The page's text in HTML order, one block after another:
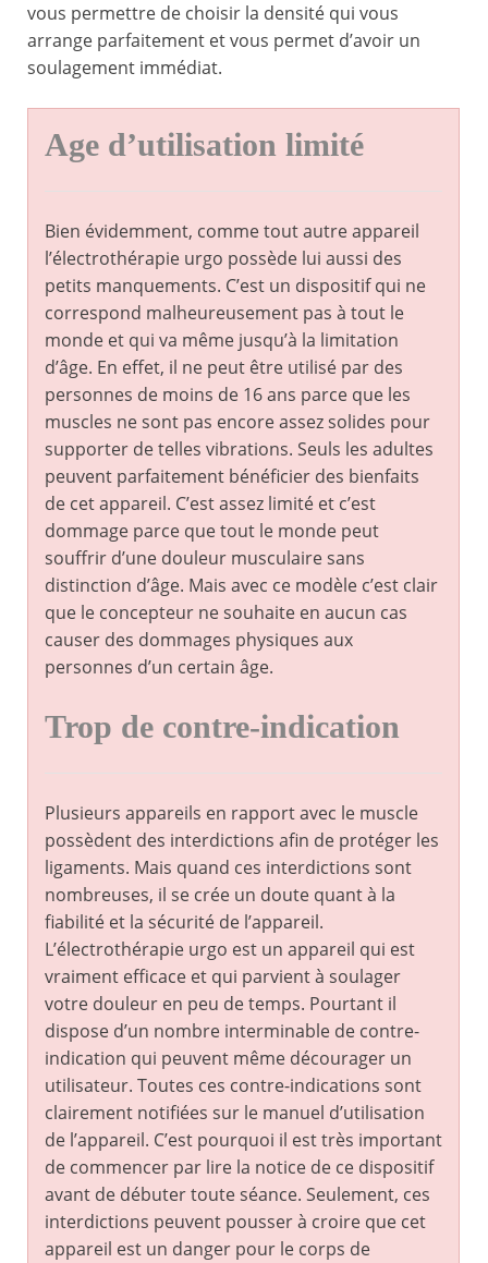
vous permettre de choisir la densité qui vous
arrange parfaitement et vous permet d’avoir un
soulagement immédiat.
Age d’utilisation limité
Bien évidemment, comme tout autre appareil
l’électrothérapie urgo possède lui aussi des
petits manquements. C’est un dispositif qui ne
correspond malheureusement pas à tout le
monde et qui va même jusqu’à la limitation
d’âge. En effet, il ne peut être utilisé par des
personnes de moins de 16 ans parce que les
muscles ne sont pas encore assez solides pour
supporter de telles vibrations. Seuls les adultes
peuvent parfaitement bénéficier des bienfaits
de cet appareil. C’est assez limité et c’est
dommage parce que tout le monde peut
souffrir d’une douleur musculaire sans
distinction d’âge. Mais avec ce modèle c’est clair
que le concepteur ne souhaite en aucun cas
causer des dommages physiques aux
personnes d’un certain âge.
Trop de contre-indication
Plusieurs appareils en rapport avec le muscle
possèdent des interdictions afin de protéger les
ligaments. Mais quand ces interdictions sont
nombreuses, il se crée un doute quant à la
fiabilité et la sécurité de l’appareil.
L’électrothérapie urgo est un appareil qui est
vraiment efficace et qui parvient à soulager
votre douleur en peu de temps. Pourtant il
dispose d’un nombre interminable de contre-
indication qui peuvent même décourager un
utilisateur. Toutes ces contre-indications sont
clairement notifiées sur le manuel d’utilisation
de l’appareil. C’est pourquoi il est très important
de commencer par lire la notice de ce dispositif
avant de débuter toute séance. Seulement, ces
interdictions peuvent pousser à croire que cet
appareil est un danger pour le corps de